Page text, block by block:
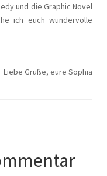
und die Graphic Novel
ich euch wundervolle
Liebe Grüße, eure Sophia